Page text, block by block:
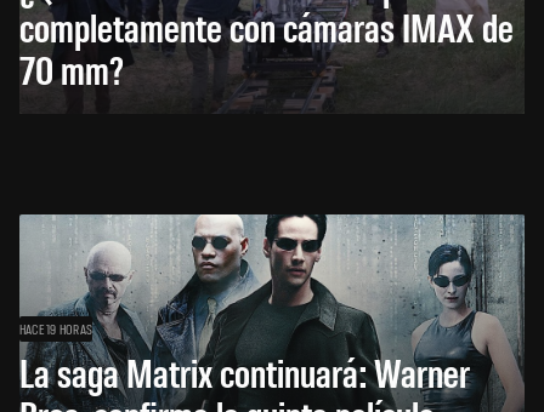
completamente con cámaras IMAX de
70 mm?
HACE 19 HORAS
La saga Matrix continuará: Warner